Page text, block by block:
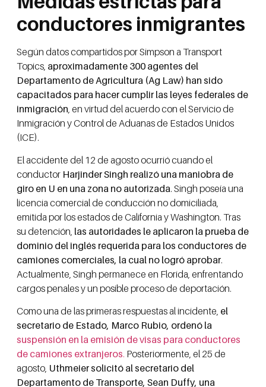
conductores inmigrantes
Según datos compartidos por Simpson a Transport
Topics, aproximadamente 300 agentes del
Departamento de Agricultura (Ag Law) han sido
capacitados para hacer cumplir las leyes federales de
inmigración , en virtud del acuerdo con el Servicio de
Inmigración y Control de Aduanas de Estados Unidos
(ICE).
El accidente del 12 de agosto ocurrió cuando el
conductor Harjinder Singh realizó una maniobra de
giro en U en una zona no autorizada. Singh poseía una
licencia comercial de conducción no domiciliada,
emitida por los estados de California y Washington. Tras
su detención, las autoridades le aplicaron la prueba de
dominio del inglés requerida para los conductores de
camiones comerciales, la cual no logró aprobar.
Actualmente, Singh permanece en Florida, enfrentando
cargos penales y un posible proceso de deportación.
Como una de las primeras respuestas al incidente, el
secretario de Estado, Marco Rubio, ordenó la
suspensión en la emisión de visas para conductores
de camiones extranjeros. Posteriormente, el 25 de
agosto, Uthmeier solicitó al secretario del
Departamento de Transporte, Sean Duffy, una